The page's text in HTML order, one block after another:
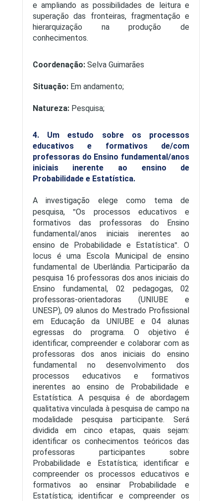
e ampliando as possibilidades de leitura e
superação das fronteiras, fragmentação e
hierarquização na produção de
conhecimentos.
Coordenação:Selva Guimarães
Situação:Em andamento;
Natureza:Pesquisa;
4. Um estudo sobre os processos
educativos e formativos de/com
professoras do Ensino fundamental/anos
iniciais inerente ao ensino de
Probabilidade e Estatística.
A investigação elege como tema de
pesquisa, Os processos educativos e
formativos das professoras do Ensino
fundamental/anos iniciais inerentes ao
ensino de Probabilidade e Estatística . O
locus é uma Escola Municipal de ensino
fundamental de Uberlândia. Participarão da
pesquisa 16 professoras dos anos iniciais do
Ensino fundamental, 02 pedagogas, 02
professoras-orientadoras (UNIUBE e
UNESP), 09 alunos do Mestrado Profissional
em Educação da UNIUBE e 04 alunas
egressas do programa. O objetivo é
identificar, compreender e colaborar com as
professoras dos anos iniciais do ensino
fundamental no desenvolvimento dos
processos educativos e formativos
inerentes ao ensino de Probabilidade e
Estatística. A pesquisa é de abordagem
qualitativa vinculada à pesquisa de campo na
modalidade pesquisa participante. Será
dividida em cinco etapas, quais sejam:
identificar os conhecimentos teóricos das
professoras participantes sobre
Probabilidade e Estatística; identificar e
compreender os processos educativos e
formativos ao ensinar Probabilidade e
Estatística; identificar e compreender os